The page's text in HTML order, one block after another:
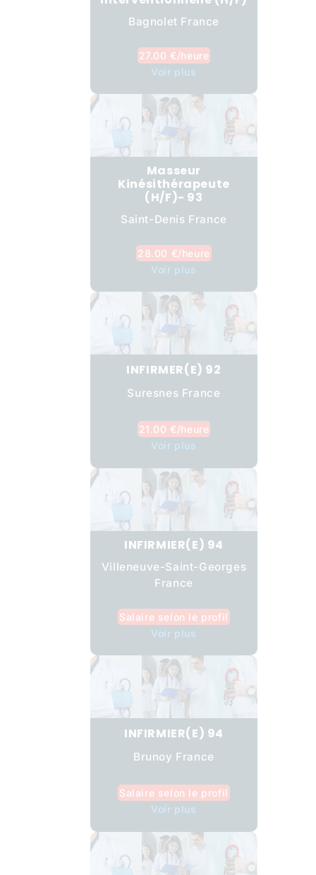
Bagnolet France
27.00 €/heure
Voir plus
Masseur
Kinésithérapeute
(H/F)- 93
Saint-Denis France
28.00 €/heure
Voir plus
INFIRMER(E) 92
Suresnes France
21.00 €/heure
Voir plus
INFIRMIER(E) 94
Villeneuve-Saint-Georges
France
Salaire selon le profil
Voir plus
INFIRMIER(E) 94
Brunoy France
Salaire selon le profil
Voir plus